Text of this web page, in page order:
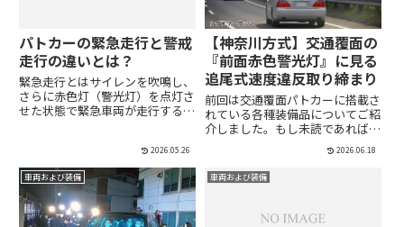
パトカーの緊急走行と警戒
走行の違いとは？
緊急走行とはサイレンを吹鳴し、
さらに赤色灯（警光灯）を点灯さ
せた状態で緊急車両が走行するこ
合、単に緊急走行と言っても、交
通事故＆違反車追跡や捜査といっ
た一般的な警察事象への対処のみ
な...
2026.05.26
【神奈川方式】交通覆面の
『前面赤色警光灯』に見る
追尾式速度違反取り締まり
前回は交通覆面パトカーに搭載さ
れている各種装備品についてご紹
介しました。もし未読であれば、
そちらもあわせてご覧いただけれ
ばと思います。交通覆面パトカー
には、反転式警光灯やサイレンア
ンプ、ストップメーターなど、速
2026.06.18
車両および装備 車両および装備